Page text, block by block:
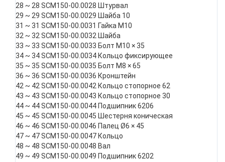
28 ~ 28 SCM150-00.0028 Штурвал
29 ~ 29 SCM150-00.0029 Шайба 10
31 ~ 31 SCM150-00.0031 Гайка М10
32 ~ 32 SCM150-00.0032 Шайба
33 ~ 33 SCM150-00.0033 Болт М10 × 35
34 ~ 34 SCM150-00.0034 Кольцо фиксирующее
35 ~ 35 SCM150-00.0035 Болт М8 × 65
36 ~ 36 SCM150-00.0036 Кронштейн
42 ~ 42 SCM150-00.0042 Кольцо стопорное 62
43 ~ 43 SCM150-00.0043 Кольцо стопорное 30
44 ~ 44 SCM150-00.0044 Подшипник 6206
45 ~ 45 SCM150-00.0045 Шестерня коническая
46 ~ 46 SCM150-00.0046 Палец Ø6 × 45
47 ~ 47 SCM150-00.0047 Кольцо
48 ~ 48 SCM150-00.0048 Вал
49 ~ 49 SCM150-00.0049 Подшипник 6202